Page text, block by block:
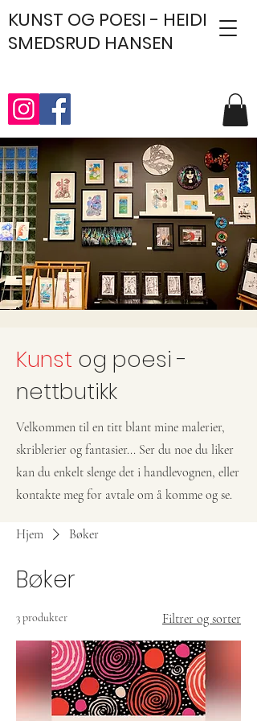
KUNST OG POESI - HEIDI
SMEDSRUD HANSEN
Kunst og poesi -
nettbutikk
Velkommen til en titt blant mine malerier,
skriblerier og fantasier... Ser du noe du liker
kan du enkelt slenge det i handlevognen, eller
kontakte meg for avtale om å komme og se.
Hjem Bøker
Bøker
3 produkter Filtrer og sorter